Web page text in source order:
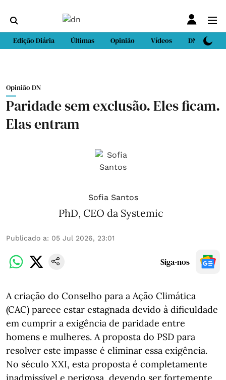
Edição Diária Últimas Opinião Vídeos DN Sport
Opinião DN
Paridade sem exclusão. Eles ficam.
Elas entram
Sofia Santos
PhD, CEO da Systemic
Publicado a: 05 Jul 2026, 23:01
Siga-nos
A criação do Conselho para a Ação Climática
(CAC) parece estar estagnada devido à dificuldade
em cumprir a exigência de paridade entre
homens e mulheres. A proposta do PSD para
resolver este impasse é eliminar essa exigência.
No século XXI, esta proposta é completamente